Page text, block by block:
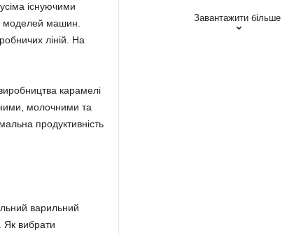
існуючими
моделей машин.
ліній. На
карамелі
молочними та
продуктивність
варильний
Як вибрати
Завантажити більше